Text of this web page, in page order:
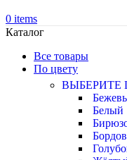
0 items
Каталог
Все товары
По цвету
ВЫБЕРИТЕ
Белый